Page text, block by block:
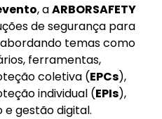
, aARBORSAFETY
de segurança para
temas como
ferramentas,
coletiva (EPCs),
individual (EPIs),
gestão digital.